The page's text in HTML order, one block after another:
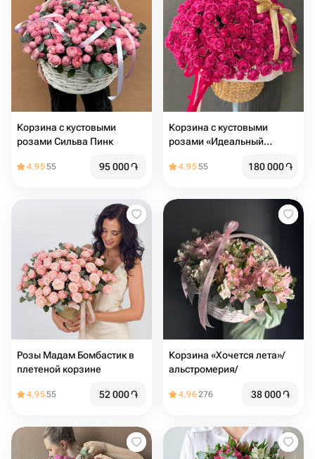
Корзина с кустовыми
розами Сильва Пинк
4.9555 95 000֏
Корзина с кустовыми
розами «Идеальный
4.9555 180 000֏
Розы Мадам Бомбастик в
плетеной корзине
4.9555 52 000֏
Корзина «Хочется лета»/
альстромерия/
4.96276 38 000֏